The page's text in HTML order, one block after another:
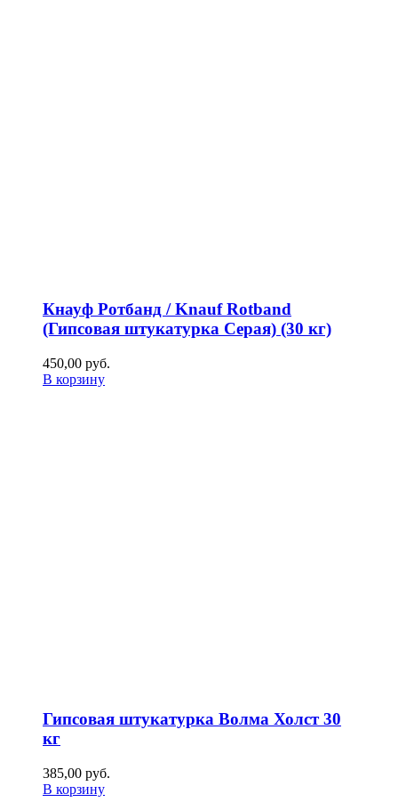
Кнауф Ротбанд / Knauf Rotband
(Гипсовая штукатурка Серая) (30 кг)
450,00 руб.
В корзину
Гипсовая штукатурка Волма Холст 30
кг
385,00 руб.
В корзину